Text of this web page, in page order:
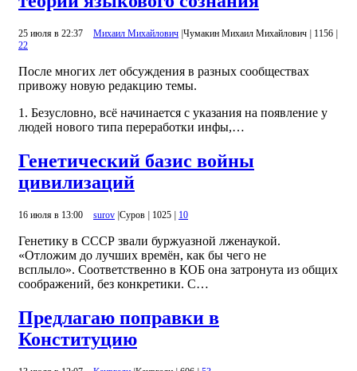
25 июля в 22:37 Михаил Михайлович |Чумакин Михаил Михайлович | 1156 |
22
После многих лет обсуждения в разных сообществах
привожу новую редакцию темы.
1. Безусловно, всё начинается с указания на появление у
людей нового типа переработки инфы,…
Генетический базис войны
цивилизаций
16 июля в 13:00 surov |Суров | 1025 | 10
Генетику в СССР звали буржуазной лженаукой.
«Отложим до лучших времён, как бы чего не
всплыло». Соответственно в КОБ она затронута из общих
соображений, без конкретики. С…
Предлагаю поправки в
Конституцию